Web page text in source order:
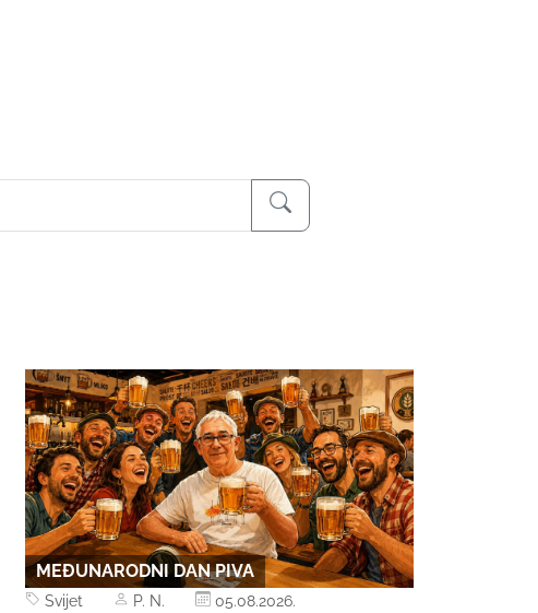
MEĐUNARODNI DAN PIVA
Svijet P. N. 05.08.2026.